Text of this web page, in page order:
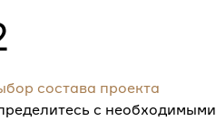
состава проекта
с необходимыми